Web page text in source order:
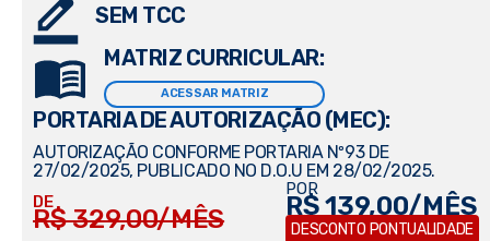
SEM TCC
MATRIZ CURRICULAR:
ACESSAR MATRIZ
PORTARIA DE AUTORIZAÇÃO (MEC):
AUTORIZAÇÃO CONFORME PORTARIA Nº93 DE
27/02/2025, PUBLICADO NO D.O.U EM 28/02/2025.
DE
R$ 329,00/MÊS
POR
R$ 139,00/MÊS
DESCONTO PONTUALIDADE